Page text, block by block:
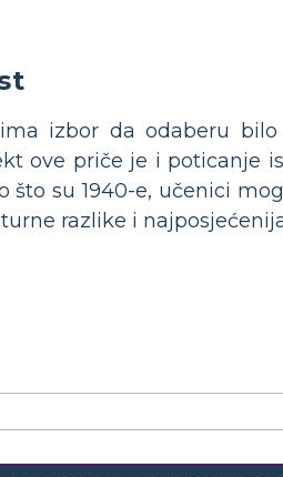
izbor da odaberu
ove priče je i poticanje
što su 1940-e, učenici
razlike i